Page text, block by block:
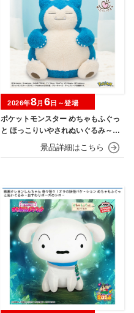
ポケットモンスター めちゃもふぐっ
と ほっこりいやされぬいぐるみ～カ
2026年8月 6 日～登場